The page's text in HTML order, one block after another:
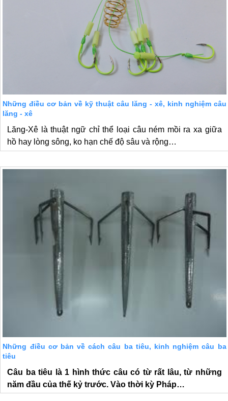
Những điều cơ bản về kỹ thuật câu lăng - xê, kinh nghiệm câu
lăng - xê
Lăng-Xê là thuật ngữ chỉ thể loại câu ném mồi ra xa giữa
hồ hay lòng sông, ko hạn chế độ sâu và rộng…
Những điều cơ bản về cách câu ba tiêu, kinh nghiệm câu ba
tiêu
Câu ba tiêu là 1 hình thức câu có từ rất lâu, từ những
năm đầu của thế kỷ trước. Vào thời kỳ Pháp…